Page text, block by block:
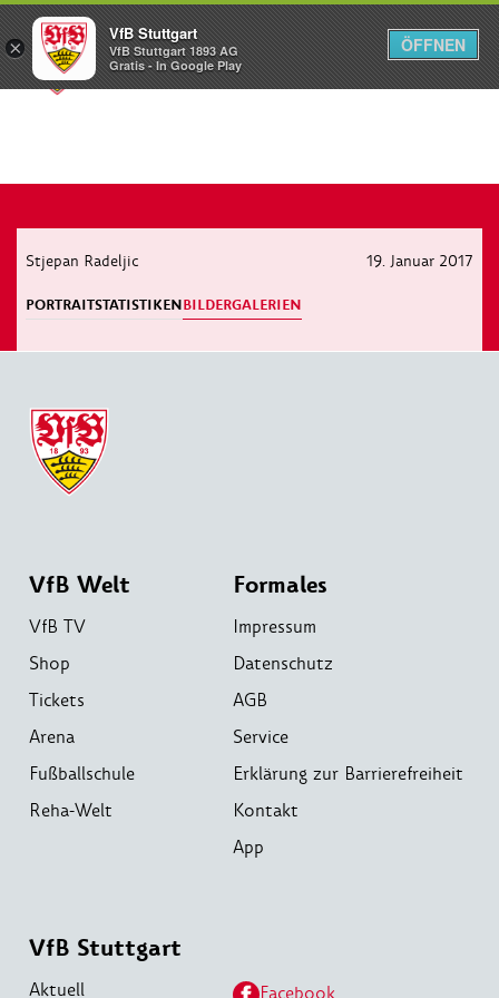
Menü
Stjepan Radeljic 19. Januar 2017
PORTRAITSTATISTIKENBILDERGALERIEN
VfB Welt
VfB TV
Shop
Tickets
Arena
Fußballschule
Reha-Welt
Formales
Impressum
Datenschutz
AGB
Service
Erklärung zur Barrierefreiheit
Kontakt
App
VfB Stuttgart
Aktuell Facebook
×
VfB Stuttgart
VfB Stuttgart 1893 AG
Gratis - In Google Play
ÖFFNEN